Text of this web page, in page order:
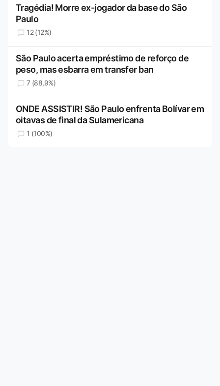
Tragédia! Morre ex-jogador da base do São
Paulo
12 (12%)
São Paulo acerta empréstimo de reforço de
peso, mas esbarra em transfer ban
7 (88,9%)
ONDE ASSISTIR! São Paulo enfrenta Bolívar em
oitavas de final da Sulamericana
1 (100%)